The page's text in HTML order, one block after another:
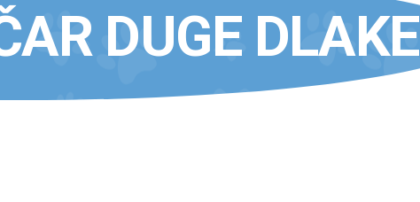
DUGE DLAKE